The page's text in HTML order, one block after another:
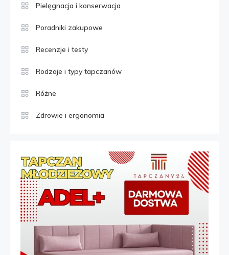
Pielęgnacja i konserwacja
Poradniki zakupowe
Recenzje i testy
Rodzaje i typy tapczanów
Różne
Zdrowie i ergonomia